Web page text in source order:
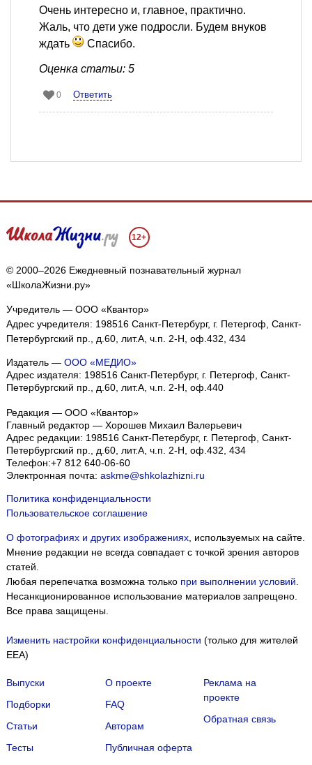
Очень интересно и, главное, практично.
Жаль, что дети уже подросли. Будем внуков
ждать
Спасибо.
Оценка статьи: 5
0 Ответить
12+
© 2000–2026 Ежедневный познавательный журнал
«ШколаЖизни.ру»
Учредитель — ООО «Квантор»
Адрес учредителя: 198516 Санкт-Петербург, г. Петергоф, Санкт-
Петербургский пр., д.60, лит.А, ч.п. 2-Н, оф.432, 434
Издатель — ООО «МЕДИО»
Адрес издателя: 198516 Санкт-Петербург, г. Петергоф, Санкт-
Петербургский пр., д.60, лит.А, ч.п. 2-Н, оф.440
Редакция — ООО «Квантор»
Главный редактор — Хорошев Михаил Валерьевич
Адрес редакции: 198516 Санкт-Петербург, г. Петергоф, Санкт-
Петербургский пр., д.60, лит.А, ч.п. 2-Н, оф.432, 434
Телефон:+7 812 640-06-60
Электронная почта: askme@shkolazhizni.ru
Политика конфиденциальности
Пользовательское соглашение
О фотографиях и других изображениях, используемых на сайте.
Мнение редакции не всегда совпадает с точкой зрения авторов
статей.
Любая перепечатка возможна только при выполнении условий.
Несанкционированное использование материалов запрещено.
Все права защищены.
Изменить настройки конфиденциальности (только для жителей
EEA)
Выпуски
Подборки
Статьи
Тесты
О проекте
FAQ
Авторам
Публичная оферта
Реклама на
проекте
Обратная связь